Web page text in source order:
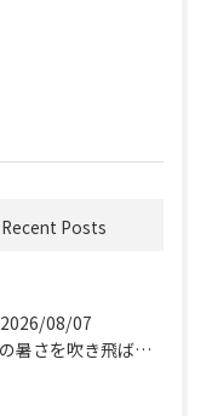
Recent Posts
2026/08/07
夏の暑さを吹き飛ばしに来てください。